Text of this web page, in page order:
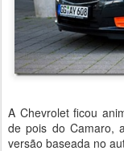
A Chevrolet ficou
de pois do Camaro,
versão baseada no